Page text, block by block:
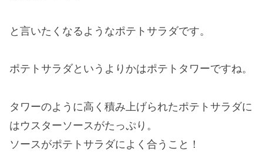
と言いたくなるようなポテトサラダです。
ポテトサラダというよりかはポテトタワーですね。
タワーのように高く積み上げられたポテトサラダに
はウスターソースがたっぷり。
ソースがポテトサラダによく合うこと！